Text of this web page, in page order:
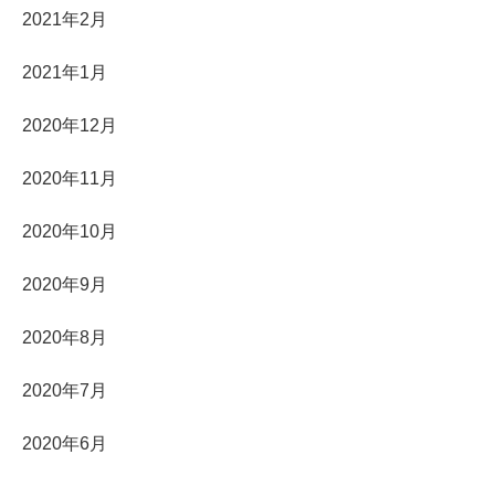
2021年2月
2021年1月
2020年12月
2020年11月
2020年10月
2020年9月
2020年8月
2020年7月
2020年6月